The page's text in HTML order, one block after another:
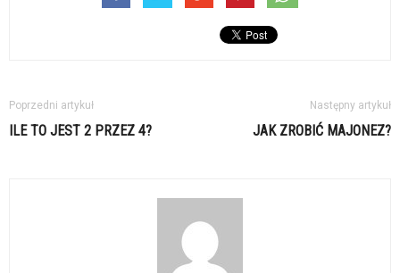
Poprzedni artykuł
ILE TO JEST 2 PRZEZ 4?
Następny artykuł
JAK ZROBIĆ MAJONEZ?